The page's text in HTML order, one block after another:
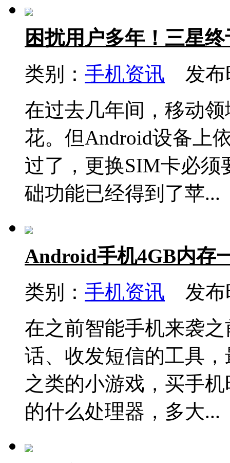
困扰用户多年！三星
类别： 手机资讯 发布
在过去几年间，移动
花。但Android设备上
过了，更换SIM卡必须
础功能已经得到了苹...
Android手机4GB内存
类别： 手机资讯 发布
在之前智能手机来袭
话、收发短信的工具
之类的小游戏，买手
的什么处理器，多大...